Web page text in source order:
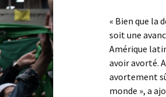
« Bien que la
soit une
Amérique
avoir avorté.
avortement
monde », a